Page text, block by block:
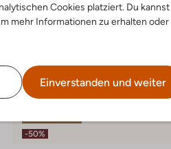
Cookies platziert. Du kannst
mehr Informationen zu erhalten oder
Einverstanden und weiter
-50%